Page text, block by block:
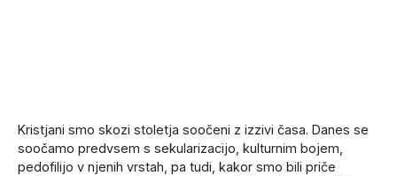
Kristjani smo skozi stoletja soočeni z izzivi časa. Danes se
soočamo predvsem s sekularizacijo, kulturnim bojem,
pedofilijo v njenih vrstah, pa tudi, kakor smo bili priče